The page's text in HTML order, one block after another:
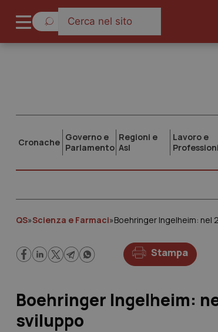
Cronache Governo e
Parlamento
Regioni e
Asl
Lavoro e
Professioni
QS»Scienza e Farmaci»Boehringer Ingelheim: nel
Stampa
Boehringer Ingelheim:
sviluppo